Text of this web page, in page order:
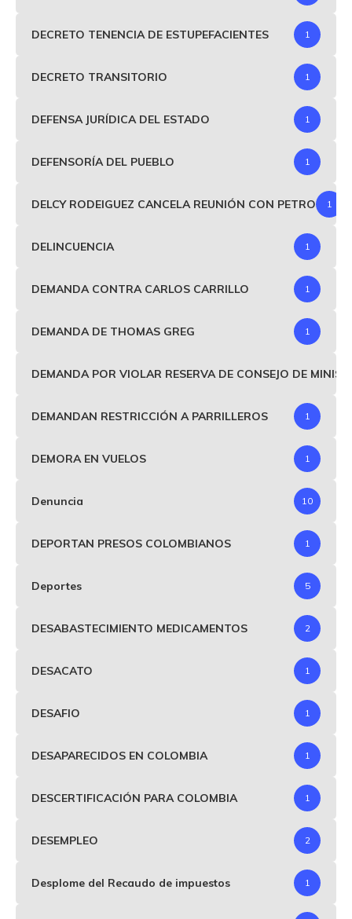
DECRETO TENENCIA DE ESTUPEFACIENTES 1
DECRETO TRANSITORIO 1
DEFENSA JURÍDICA DEL ESTADO 1
DEFENSORÍA DEL PUEBLO 1
DELCY RODEIGUEZ CANCELA REUNIÓN CON PETRO 1
DELINCUENCIA 1
DEMANDA CONTRA CARLOS CARRILLO 1
DEMANDA DE THOMAS GREG 1
DEMANDA POR VIOLAR RESERVA DE CONSEJO DE
DEMANDAN RESTRICCIÓN A PARRILLEROS 1
DEMORA EN VUELOS 1
Denuncia 10
DEPORTAN PRESOS COLOMBIANOS 1
Deportes 5
DESABASTECIMIENTO MEDICAMENTOS 2
DESACATO 1
DESAFIO 1
DESAPARECIDOS EN COLOMBIA 1
DESCERTIFICACIÓN PARA COLOMBIA 1
DESEMPLEO 2
Desplome del Recaudo de impuestos 1